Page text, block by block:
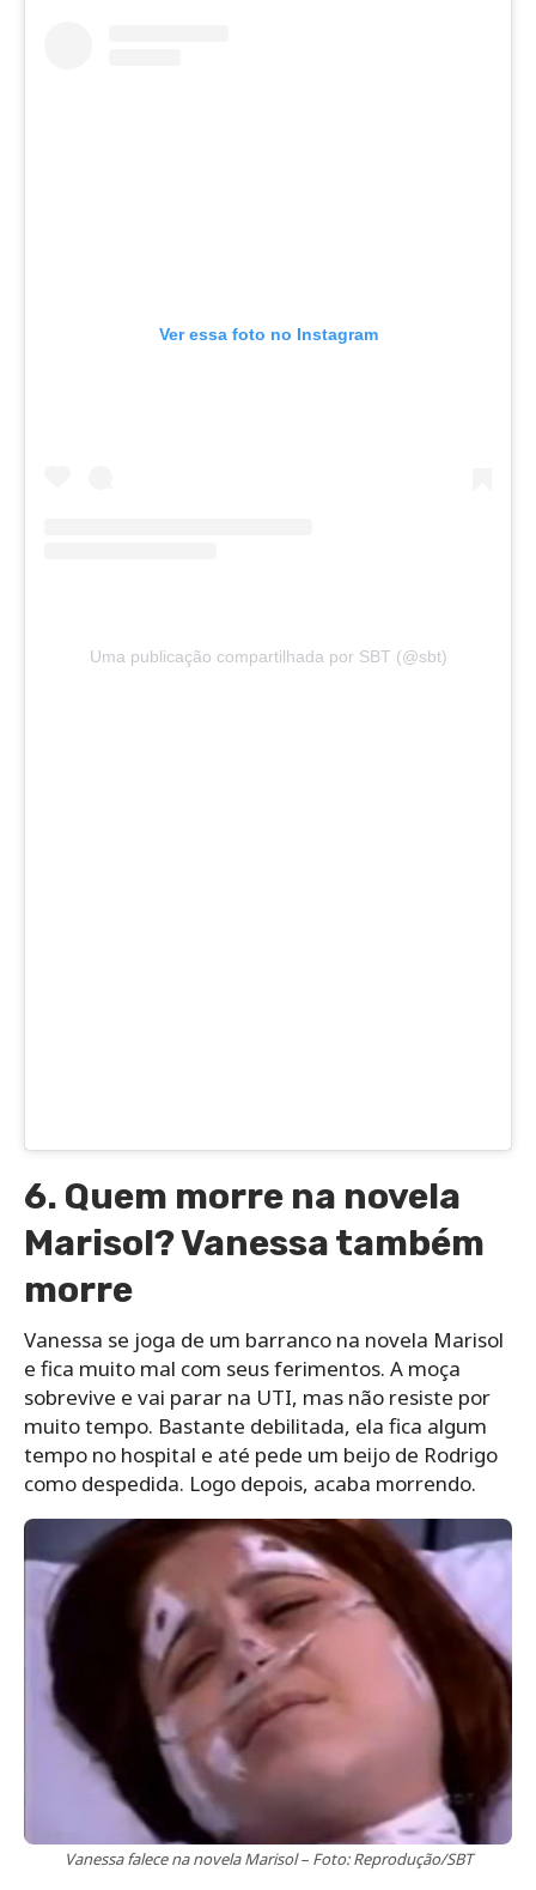
Ver essa foto no Instagram
Uma publicação compartilhada por SBT (@sbt)
6. Quem morre na novela
Marisol? Vanessa também
morre
Vanessa se joga de um barranco na novela Marisol
e fica muito mal com seus ferimentos. A moça
sobrevive e vai parar na UTI, mas não resiste por
muito tempo. Bastante debilitada, ela fica algum
tempo no hospital e até pede um beijo de Rodrigo
como despedida. Logo depois, acaba morrendo.
Vanessa falece na novela Marisol – Foto: Reprodução/SBT